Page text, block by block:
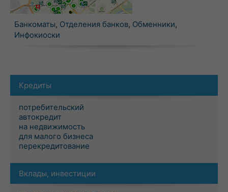
Банкоматы, Отделения банков, Обменники,
Инфокиоски
Кредиты
потребительский
автокредит
на недвижимость
для малого бизнеса
перекредитование
Вклады, инвестиции